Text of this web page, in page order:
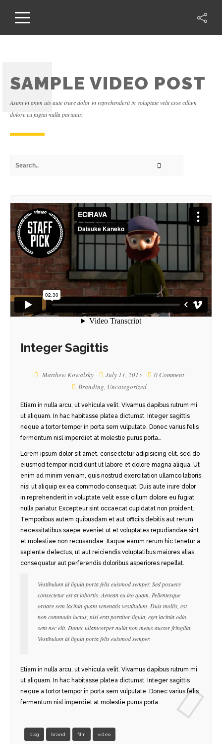
IMAGE
STYLE 1
STYLE 2
SAMPLE VIDEO POST
Asunt in anim uis aute irure dolor in reprehenderit in voluptate velit esse cillum
dolore eu fugiat nulla pariatur.
Integer Sagittis
Matthew Kowalsky July 11, 2015
0 Comment
Branding, Uncategorized
Etiam in nulla arcu, ut vehicula velit. Vivamus dapibus rutrum mi
ut aliquam. In hac habitasse platea dictumst. Integer sagittis
neque a tortor tempor in porta sem vulputate. Donec varius felis
fermentum nisl imperdiet at molestie purus porta…
Lorem ipsum dolor sit amet, consectetur adipisicing elit, sed do
eiusmod tempor incididunt ut labore et dolore magna aliqua. Ut
enim ad minim veniam, quis nostrud exercitation ullamco laboris
nisi ut aliquip ex ea commodo consequat. Duis aute irure dolor
in reprehenderit in voluptate velit esse cillum dolore eu fugiat
nulla pariatur. Excepteur sint occaecat cupidatat non proident.
Temporibus autem quibusdam et aut officiis debitis aut rerum
necessitatibus saepe eveniet ut et voluptates repudiandae sint
et molestiae non recusandae. Itaque earum rerum hic tenetur a
sapiente delectus, ut aut reiciendis voluptatibus maiores alias
consequatur aut perferendis doloribus asperiores repellat.
Vestibulum id ligula porta felis euismod semper. Sed posuere
consectetur est at lobortis. Aenean eu leo quam. Pellentesque
ornare sem lacinia quam venenatis vestibulum. Duis mollis, est
non commodo luctus, nisi erat porttitor ligula, eget lacinia odio
sem nec elit. Donec ullamcorper nulla non metus auctor fringilla.
Vestibulum id ligula porta felis euismod semper.
Etiam in nulla arcu, ut vehicula velit. Vivamus dapibus rutrum mi
ut aliquam. In hac habitasse platea dictumst. Integer sagittis
neque a tortor tempor in porta sem vulputate. Donec varius felis
fermentum nisl imperdiet at molestie purus porta…
blog brand film video